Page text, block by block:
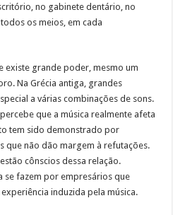
no gabinete dentário, no
os meios, em cada
existe grande poder, mesmo um
Na Grécia antiga, grandes
a várias combinações de sons.
que a música realmente afeta
tem sido demonstrado por
que não dão margem à refutações.
cônscios dessa relação.
se fazem por empresários que
induzida pela música.